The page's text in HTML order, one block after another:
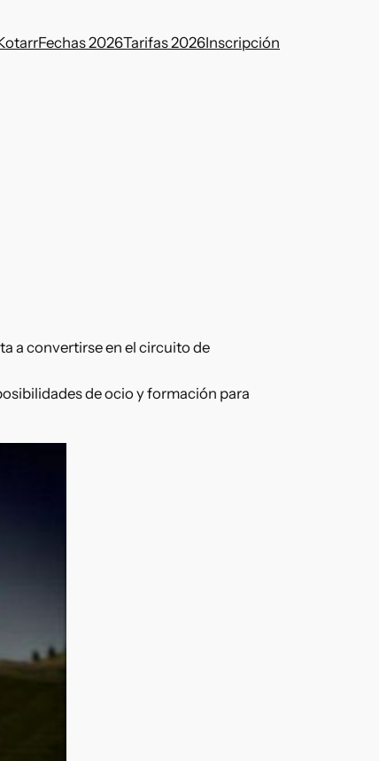
Fechas 2026Tarifas 2026Inscripción
a convertirse en el circuito de
de ocio y formación para